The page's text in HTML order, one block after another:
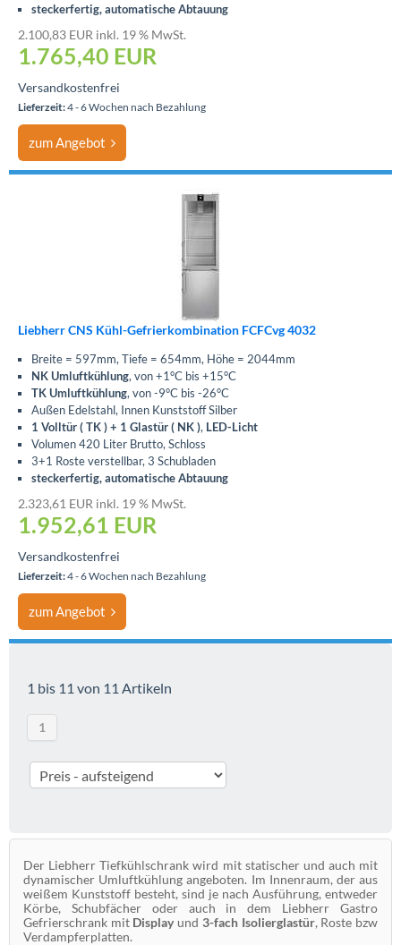
steckerfertig, automatische Abtauung
2.100,83 EUR inkl. 19 % MwSt.
1.765,40 EUR
Versandkostenfrei
Lieferzeit:4 - 6 Wochen nach Bezahlung
zum Angebot
Liebherr CNS Kühl-Gefrierkombination FCFCvg 4032
Breite = 597mm, Tiefe = 654mm, Höhe = 2044mm
NK Umluftkühlung, von +1°C bis +15°C
TK Umluftkühlung, von -9°C bis -26°C
Außen Edelstahl, Innen Kunststoff Silber
1 Volltür ( TK ) + 1 Glastür ( NK ), LED-Licht
Volumen 420 Liter Brutto, Schloss
3+1 Roste verstellbar, 3 Schubladen
steckerfertig, automatische Abtauung
2.323,61 EUR inkl. 19 % MwSt.
1.952,61 EUR
Versandkostenfrei
Lieferzeit:4 - 6 Wochen nach Bezahlung
zum Angebot
1 bis 11 von 11 Artikeln
1
Der Liebherr Tiefkühlschrank wird mit statischer und auch mit
dynamischer Umluftkühlung angeboten. Im Innenraum, der aus
weißem Kunststoff besteht, sind je nach Ausführung, entweder
Körbe, Schubfächer oder auch in dem Liebherr Gastro
Gefrierschrank mit Displayund 3-fach Isolierglastür, Roste bzw
Verdampferplatten.